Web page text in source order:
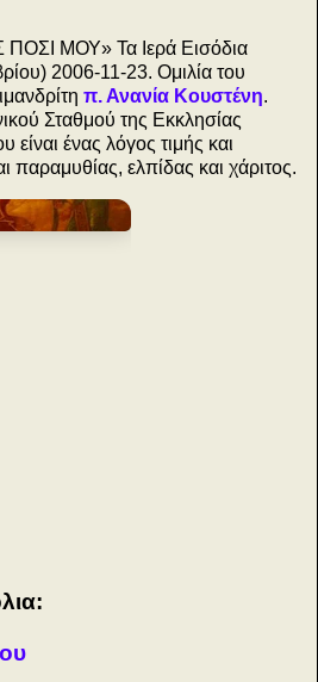
ΜΟΥ» Τα Ιερά Εισόδια
2006-11-23. Ομιλία του
π. Ανανία Κουστένη.
Σταθμού της Εκκλησίας
ένας λόγος τιμής και
παραμυθίας, ελπίδας και χάριτος.